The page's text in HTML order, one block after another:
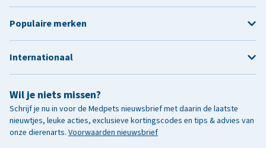
Wil je niets missen?
Schrijf je nu in voor de Medpets nieuwsbrief met daarin de laatste
nieuwtjes, leuke acties, exclusieve kortingscodes en tips & advies van
onze dierenarts. Voorwaarden nieuwsbrief
Populaire merken
Internationaal